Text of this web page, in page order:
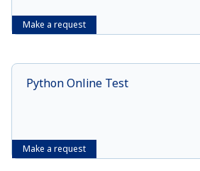
Make a request
Make a request
Python Online Test